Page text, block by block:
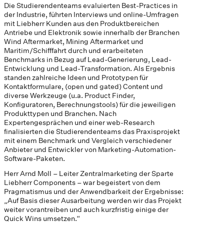
Die Studierendenteams evaluierten Best-Practices in
der Industrie, führten Interviews und online-Umfragen
mit Liebherr Kunden aus den Produktbereichen
Antriebe und Elektronik sowie innerhalb der Branchen
Wind Aftermarket, Mining Aftermarket und
Maritim/Schifffahrt durch und erarbeiteten
Benchmarks in Bezug auf Lead-Generierung, Lead-
Entwicklung und Lead-Transformation. Als Ergebnis
standen zahlreiche Ideen und Prototypen für
Kontaktformulare, (open und gated) Content und
diverse Werkzeuge (u.a. Product Finder,
Konfiguratoren, Berechnungstools) für die jeweiligen
Produkttypen und Branchen. Nach
Expertengesprächen und einer web-Research
finalisierten die Studierendenteams das Praxisprojekt
mit einem Benchmark und Vergleich verschiedener
Anbieter und Entwickler von Marketing-Automation-
Software-Paketen.
Herr Arnd Moll – Leiter Zentralmarketing der Sparte
Liebherr Components – war begeistert von dem
Pragmatismus und der Anwendbarkeit der Ergebnisse:
„Auf Basis dieser Ausarbeitung werden wir das Projekt
weiter vorantreiben und auch kurzfristig einige der
Quick Wins umsetzen.“